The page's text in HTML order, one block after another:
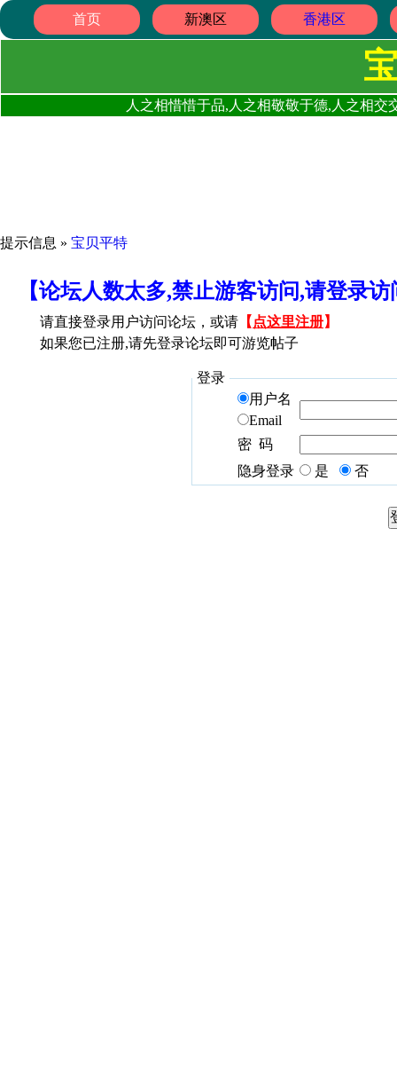
首页 新澳区 香港区
人之相惜惜于品,人之相敬敬于德,人之相
提示信息 » 宝贝平特
【论坛人数太多,禁止游客访问,请登录
请直接登录用户访问论坛，或请 【 点这里注册】
如果您已注册,请先登录论坛即可游览帖子
登录
用户名
Email
密 码
隐身登录
是 否